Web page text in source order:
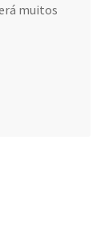
muitos